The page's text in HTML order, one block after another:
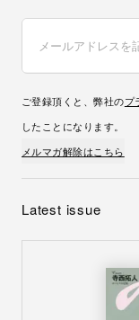
ご登録頂くと、弊社のプ
したことになります。
メルマガ解除はこちら
Latest issue